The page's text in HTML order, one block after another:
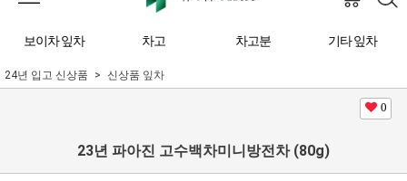
보이차 잎차 차고 차고분 기타 잎차
24년 입고 신상품 신상품 잎차
0
23년 파아진 고수백차미니방전차 (80g)